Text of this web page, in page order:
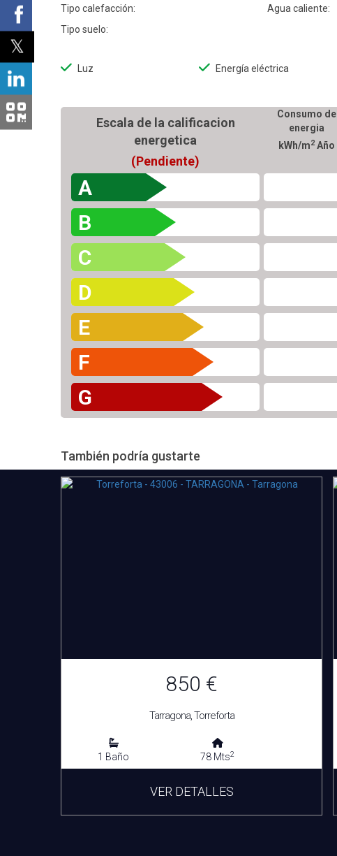
Tipo calefacción:
Agua caliente:
Tipo suelo:
Luz Energía eléctrica
Escala de la calificacion
energetica
(Pendiente)
Consumo de
energia
kWh/m2 Año
A
B
C
D
E
F
G
También podría gustarte
850 €
Tarragona, Torreforta
1 Baño 78 Mts2
VER DETALLES